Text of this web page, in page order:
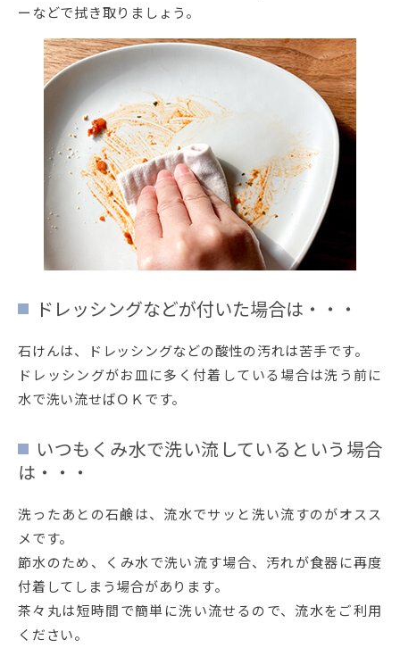
ーなどで拭き取りましょう。
ドレッシングなどが付いた場合は・・・
石けんは、ドレッシングなどの酸性の汚れは苦手です。
ドレッシングがお皿に多く付着している場合は洗う前に
水で洗い流せばＯＫです。
いつもくみ水で洗い流しているという場合
は・・・
洗ったあとの石鹸は、流水でサッと洗い流すのがオスス
メです。
節水のため、くみ水で洗い流す場合、汚れが食器に再度
付着してしまう場合があります。
茶々丸は短時間で簡単に洗い流せるので、流水をご利用
ください。